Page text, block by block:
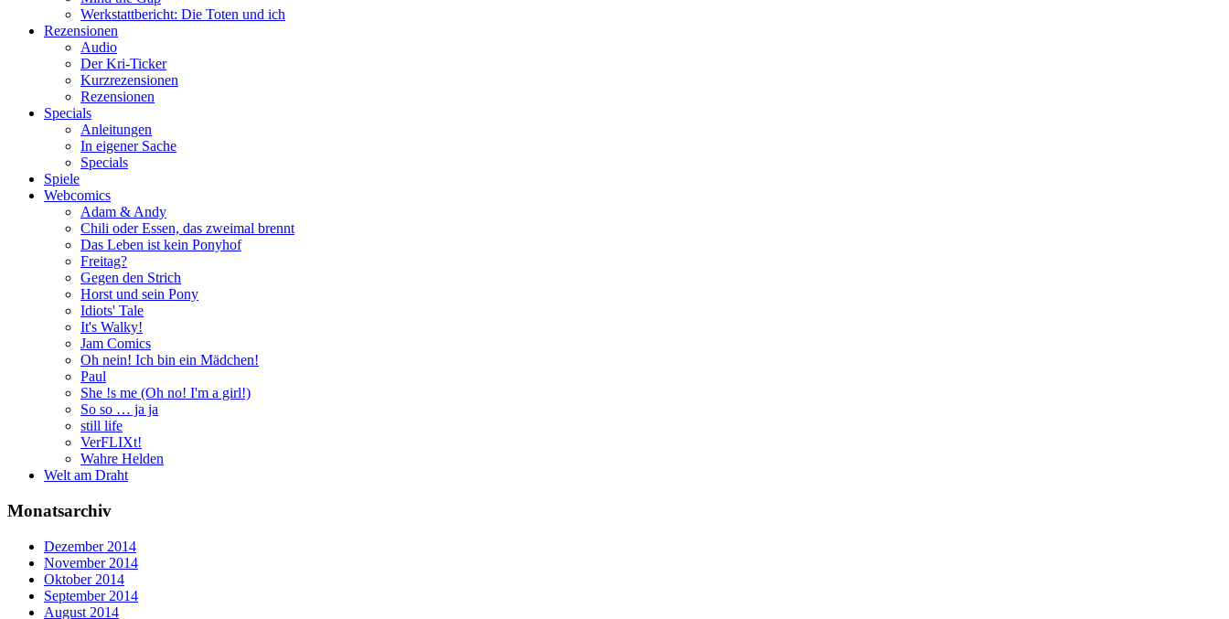
Werkstattbericht: Die Toten und ich
Rezensionen
Audio
Der Kri-Ticker
Kurzrezensionen
Rezensionen
Specials
Anleitungen
In eigener Sache
Specials
Spiele
Webcomics
Adam & Andy
Chili oder Essen, das zweimal brennt
Das Leben ist kein Ponyhof
Freitag?
Gegen den Strich
Horst und sein Pony
Idiots' Tale
It's Walky!
Jam Comics
Oh nein! Ich bin ein Mädchen!
Paul
She !s me (Oh no! I'm a girl!)
So so … ja ja
still life
VerFLIXt!
Wahre Helden
Welt am Draht
Monatsarchiv
Dezember 2014
November 2014
Oktober 2014
September 2014
August 2014